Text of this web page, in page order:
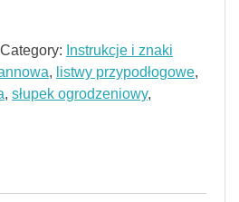
Category: Instrukcje i znaki
, listwy przypodłogowe,
, słupek ogrodzeniowy,